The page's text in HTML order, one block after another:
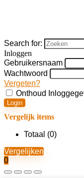
Search for:
Inloggen
Gebruikersnaam
Wachtwoord
Vergeten?
Onthoud
Login
Vergelijk items
Totaal (0)
Vergelijken
0